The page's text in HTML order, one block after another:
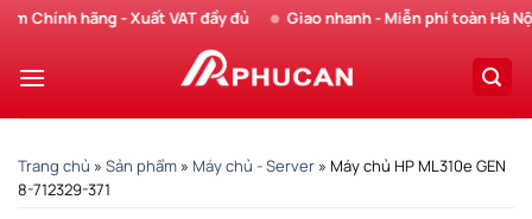
Chuyển
nội
hãng - Xuất VAT đầy đủ Giao nhanh - Miễn phí toàn Hà Nội
Trang chủ » Sản phẩm » Máy chủ - Server » Máy chủ HP ML310e GEN
8-712329-371